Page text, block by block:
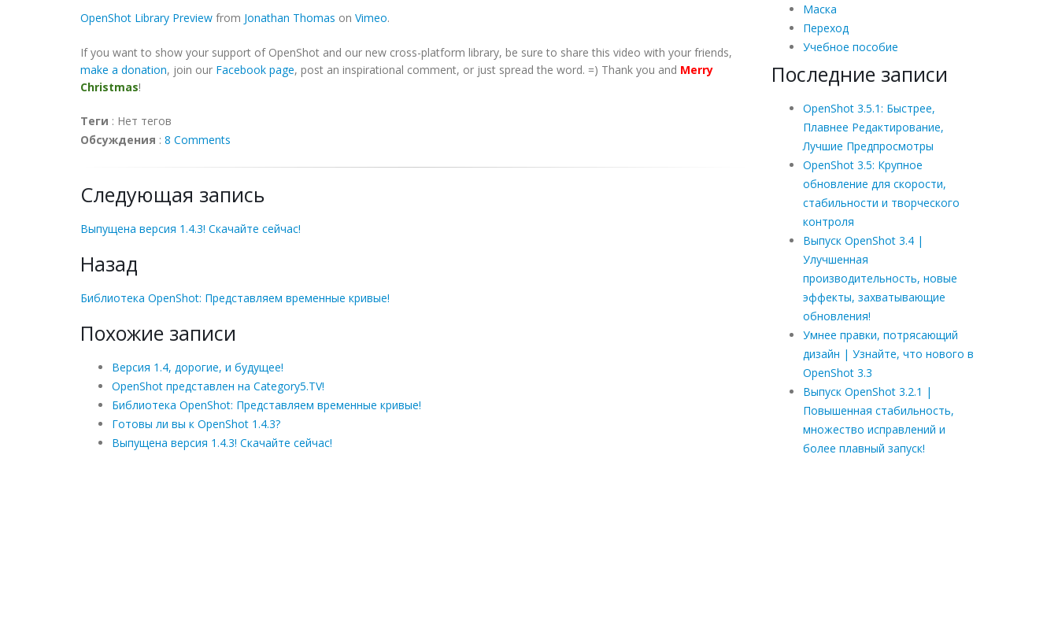
OpenShot Library Preview from Jonathan Thomas on Vimeo.
If you want to show your support of OpenShot and our new cross-platform library, be sure to share this video with your friends,
make a donation, join our Facebook page, post an inspirational comment, or just spread the word. =) Thank you and Merry
Christmas!
Теги : Нет тегов
Обсуждения : 8 Comments
Следующая запись
Выпущена версия 1.4.3! Скачайте сейчас!
Назад
Библиотека OpenShot: Представляем временные кривые!
Похожие записи
Версия 1.4, дорогие, и будущее!
OpenShot представлен на Category5.TV!
Библиотека OpenShot: Представляем временные кривые!
Готовы ли вы к OpenShot 1.4.3?
Выпущена версия 1.4.3! Скачайте сейчас!
Маска
Переход
Учебное пособие
Последние записи
OpenShot 3.5.1: Быстрее,
Плавнее Редактирование,
Лучшие Предпросмотры
OpenShot 3.5: Крупное
обновление для скорости,
стабильности и творческого
контроля
Выпуск OpenShot 3.4 |
Улучшенная
производительность, новые
эффекты, захватывающие
обновления!
Умнее правки, потрясающий
дизайн | Узнайте, что нового в
OpenShot 3.3
Выпуск OpenShot 3.2.1 |
Повышенная стабильность,
множество исправлений и
более плавный запуск!